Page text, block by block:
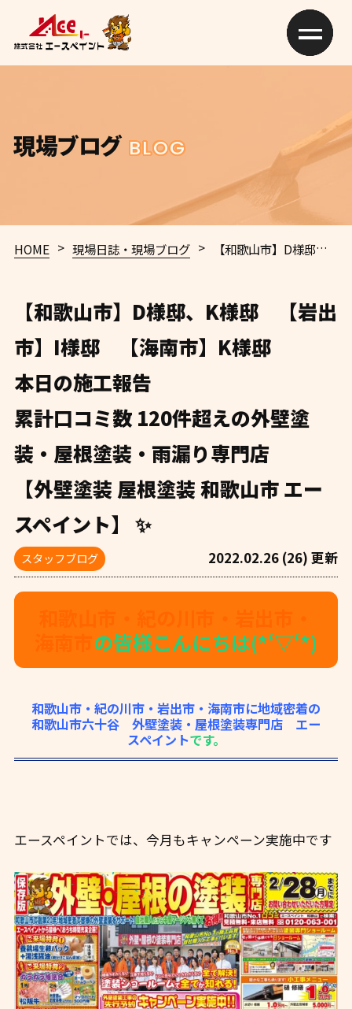
現場ブログ BLOG
HOME > 現場日誌・現場ブログ > 【和歌山市】D様邸、K様邸 【岩出市】I様邸 【海南市】K様邸
【和歌山市】D様邸、K様邸 【岩出
市】I様邸 【海南市】K様邸
本日の施工報告
累計口コミ数 120件超えの外壁塗
装・屋根塗装・雨漏り専門店
【外壁塗装 屋根塗装 和歌山市 エー
スペイント】 ✨
スタッフブログ 2022.02.26 (26) 更新
の皆様こんにちは(*‘▽‘*)
和歌山市・紀の川市・岩出市・海南市に地域密着の
和歌山市六十谷 外壁塗装・屋根塗装専門店 エー
スペイントです。
エースペイントでは、今月もキャンペーン実施中です